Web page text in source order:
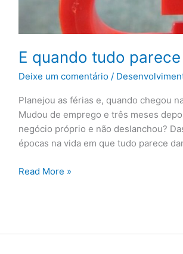
E quando tudo
Deixe um comentário /
Planejou as férias e, quando chegou
Mudou de emprego e três meses
negócio próprio e não deslanchou?
épocas na vida em que tudo parece
Read More »